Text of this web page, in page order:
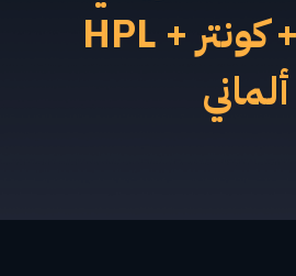
طبيعي + كونتر + HPL
ألماني